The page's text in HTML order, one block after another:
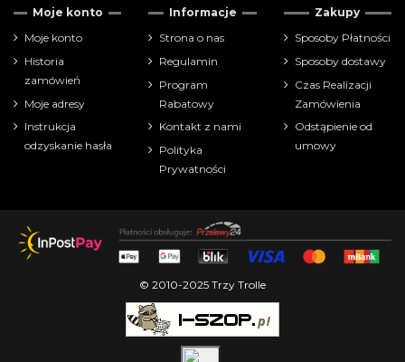
Moje konto
Moje konto
Historia
zamówień
Moje adresy
Instrukcja
odzyskanie hasła
Informacje
Strona o nas
Regulamin
Program
Rabatowy
Kontakt z nami
Polityka
Prywatności
Zakupy
Sposoby Płatności
Sposoby dostawy
Czas Realizacji
Zamówienia
Odstąpienie od
umowy
© 2010-2025 Trzy Trolle